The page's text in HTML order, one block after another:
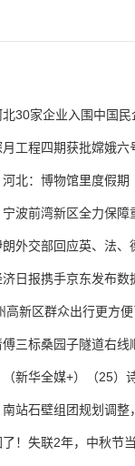
30家企业入围中国民
月工程四期获批嫦娥六
北：博物馆里度假期
波前湾新区全力保障
外交部回应英、法、
济日报携手京东发布
高新区群众出行更方便
三标桑园子隧道右线
（新华全媒+）（25
南站石壁组团规划调
！失联2年，中秋节